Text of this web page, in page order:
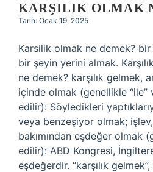
KARŞILIK OLMAK
Tarih: Ocak 19, 2025
Karsilik olmak ne demek? bir
bir şeyin yerini almak.
ne demek? karşılık gelmek,
içinde olmak (genellikle “ile”
edilir): Söyledikleri
veya benzeşiyor olmak;
bakımından eşdeğer olmak
edilir): ABD Kongresi,
eşdeğerdir. “karşılık